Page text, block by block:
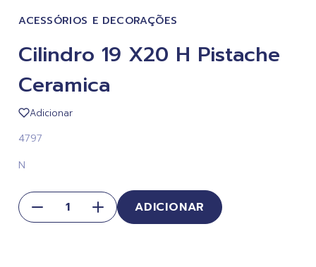
ACESSÓRIOS E DECORAÇÕES
Cilindro 19 X20 H Pistache
Ceramica
Adicionar
4797
N
ADICIONAR